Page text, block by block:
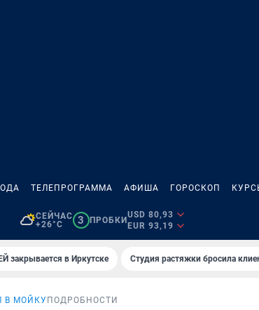
ТЕЛЕПРОГРАММА АФИША ГОРОСКОП
СЕЙЧАС
+26°C
3 ПРОБКИ
USD 80,93
EUR 93,19
закрывается в Иркутске Студия растяжки бросила
В МОЙКУ ПОДРОБНОСТИ